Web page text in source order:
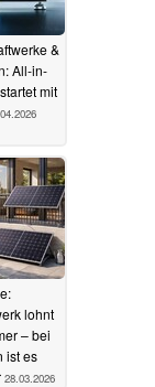
&
All-in-
mit
lohnt
– bei
ist es
28.03.2026